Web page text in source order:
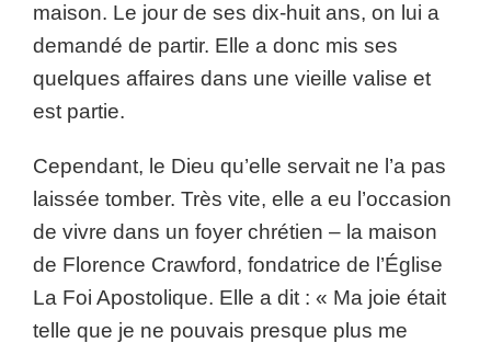
maison. Le jour de ses dix-huit ans, on lui a
demandé de partir. Elle a donc mis ses
quelques affaires dans une vieille valise et
est partie.
Cependant, le Dieu qu’elle servait ne l’a pas
laissée tomber. Très vite, elle a eu l’occasion
de vivre dans un foyer chrétien – la maison
de Florence Crawford, fondatrice de l’Église
La Foi Apostolique. Elle a dit : « Ma joie était
telle que je ne pouvais presque plus me